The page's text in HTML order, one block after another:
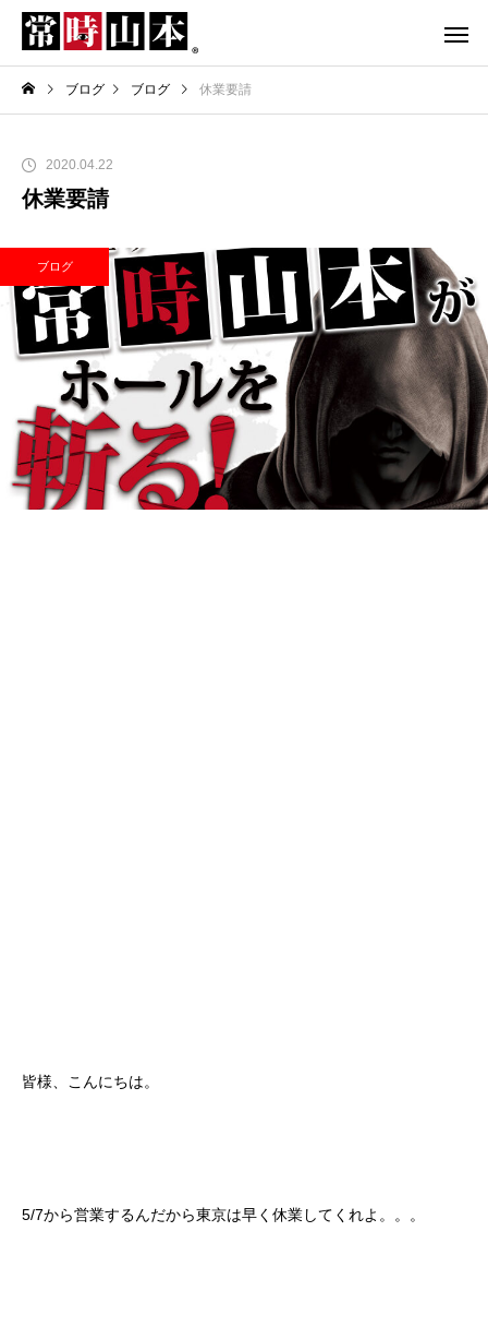
ブログ ブログ 休業要請
2020.04.22
休業要請
ブログ
皆様、こんにちは。
5/7から営業するんだから東京は早く休業してくれよ。。。